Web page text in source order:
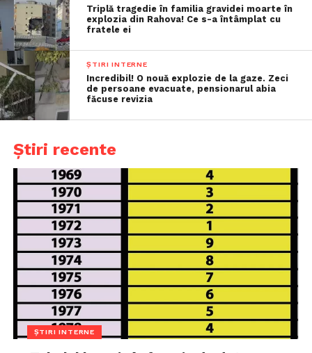
Triplă tragedie în familia gravidei moarte în
explozia din Rahova! Ce s-a întâmplat cu
fratele ei
ȘTIRI INTERNE
Incredibil! O nouă explozie de la gaze. Zeci
de persoane evacuate, pensionarul abia
făcuse revizia
Știri recente
ȘTIRI INTERNE